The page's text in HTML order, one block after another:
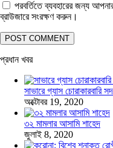
পরবর্তিতে ব্যবহারের জন্য
ব্রাউজারে সংরক্ষণ করুন।
প্রধান খবর
সাভারে গ্যাস চোরাকারবারি
অক্টোবর 19, 2020
৩২ মামলার আসামি শাহেদ
জুলাই 8, 2020